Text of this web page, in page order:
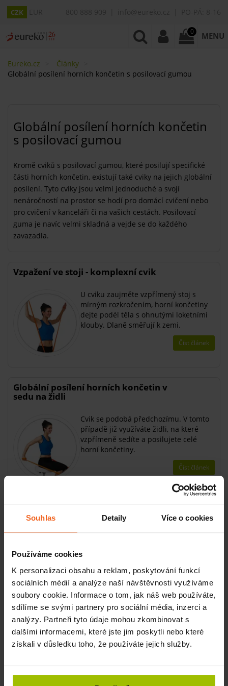
Souhlas Detaily Více o cookies
Používáme cookies
K personalizaci obsahu a reklam, poskytování funkcí
sociálních médií a analýze naší návštěvnosti využíváme
soubory cookie. Informace o tom, jak náš web používáte,
sdílíme se svými partnery pro sociální média, inzerci a
analýzy. Partneři tyto údaje mohou zkombinovat s
dalšími informacemi, které jste jim poskytli nebo které
získali v důsledku toho, že používáte jejich služby.
CZK
0 MENU
Eureko.cz
Články
Globální posílení horních končetin s posilovací gumou
Globální posílení horních končetin
s posilovací gumou
Kromě cviků s posilovací gumou, které posilují specifické
části horních končetin, existují také cviky na jejich globální
posílení. Tyto cviky jsou velmi jednoduché a svojí
nenáročností na prostor se hodí pro domácí cvičení nebo
pro cvičení v kanceláři či na vašich cestách. Posilovací
guma je navíc velmi skladná a vejde se do každého
zavazadla.
Vzpažení ve stoji - komplexní cvik
U cviku zaujměte vzpřímený stoj s
mírným rozkročením, horní končetiny
dejte podél těla s ohnutými loketními
klouby. Dlaně směřují k zemi.
Číst článek
Globální posílení horních končetin v
sedu na židli
Cvik se podobá předchozímu. V tomto
případě již využíváte židli, na které
vzpřímeně sedíte a posilujete celé
horní končetiny.
Číst článek
stoji
gumou, která je zafixována externí
zároveň přitažením proti odporu gumy.
Číst článek
KONTAKTY